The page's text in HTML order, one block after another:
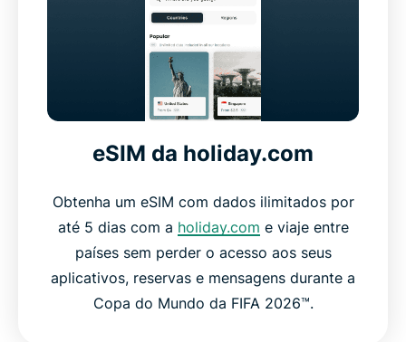
eSIM da holiday.com
Obtenha um eSIM com dados ilimitados por
até 5 dias com a holiday.com e viaje entre
países sem perder o acesso aos seus
aplicativos, reservas e mensagens durante a
Copa do Mundo da FIFA 2026™.